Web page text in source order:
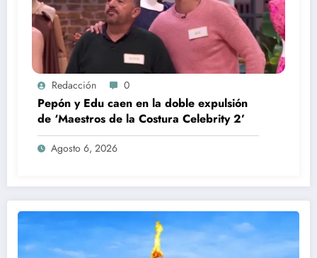
Redacción 0
Pepón y Edu caen en la doble expulsión
de ‘Maestros de la Costura Celebrity 2’
Agosto 6, 2026